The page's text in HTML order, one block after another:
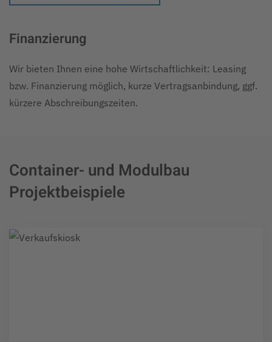
Finanzierung
Wir bieten Ihnen eine hohe Wirtschaftlichkeit: Leasing
bzw. Finanzierung möglich, kurze Vertragsanbindung, ggf.
kürzere Abschreibungszeiten.
Container- und Modulbau
Projektbeispiele